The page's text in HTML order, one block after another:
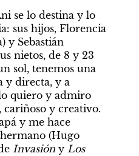
se lo destina y lo
sus hijos, Florencia
y Sebastián
nietos, de 8 y 23
sol, tenemos una
y directa, y a
quiero y admiro
cariñoso y creativo.
y me hace
(Hugo
Invasión y Los